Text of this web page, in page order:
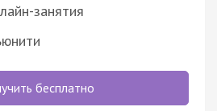
занятия
бесплатно